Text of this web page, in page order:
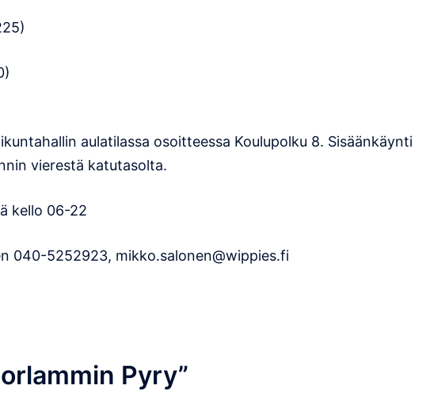
aulatilassa osoitteessa Koulupolku 8. Sisäänkäynti
vierestä katutasolta.
kello 06-22
040-5252923, mikko.salonen@wippies.fi
Pyry”